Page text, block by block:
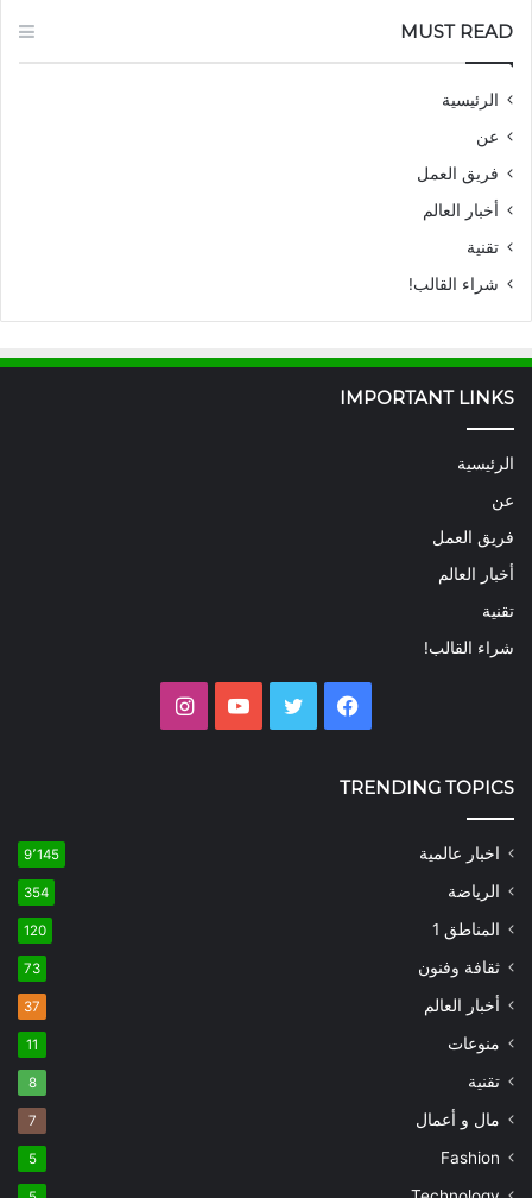
MUST READ
الرئيسية
عن
فريق العمل
أخبار العالم
تقنية
شراء القالب!
IMPORTANT LINKS
الرئيسية
عن
فريق العمل
أخبار العالم
تقنية
شراء القالب!
فيسبوك تويتر يوتيوب
TRENDING TOPICS
اخبار عالمية 9٬145
الرياضة 354
المناطق 1 120
ثقافة وفنون 73
أخبار العالم 37
منوعات 11
تقنية 8
مال و أعمال 7
Fashion
5